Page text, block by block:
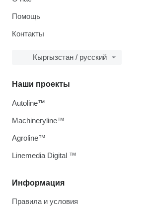
Помощь
Контакты
Кыргызстан / русский
Информация
Правила и условия
Наши проекты
Autoline™
Machineryline™
Agroline™
Linemedia Digital ™